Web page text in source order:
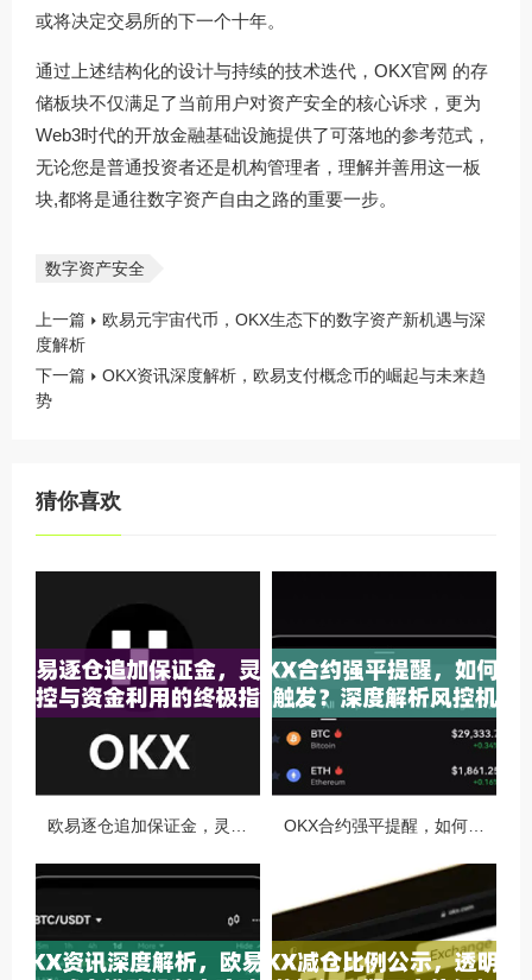
或将决定交易所的下一个十年。
通过上述结构化的设计与持续的技术迭代， OKX官网 的存
储板块不仅满足了当前用户对资产安全的核心诉求，更为
Web3时代的开放金融基础设施提供了可落地的参考范式，
无论您是普通投资者还是机构管理者，理解并善用这一板
块,都将是通往数字资产自由之路的重要一步。
数字资产安全
上一篇
欧易元宇宙代币，OKX生态下的数字资产新机遇与深
度解析
下一篇
OKX资讯深度解析，欧易支付概念币的崛起与未来趋
势
猜你喜欢